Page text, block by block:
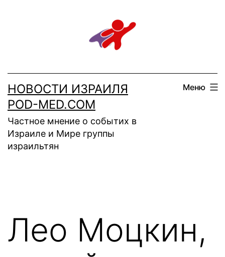
НОВОСТИ ИЗРАИЛЯ
POD-MED.COM
Частное мнение о событих в
Израиле и Мире группы
израильтян
Меню
Лео Моцкин,